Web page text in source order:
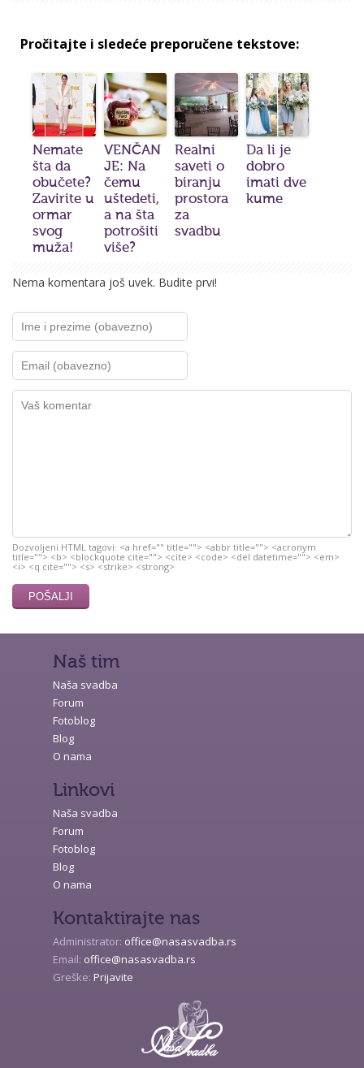
Pročitajte i sledeće preporučene tekstove:
Nemate
šta da
obučete?
Zavirite u
ormar
svog
muža!
VENČAN
JE: Na
čemu
uštedeti,
a na šta
potrošiti
više?
Realni
saveti o
biranju
prostora
za
svadbu
Da li je
dobro
imati dve
kume
Nema komentara još uvek. Budite prvi!
Dozvoljeni HTML tagovi: <a href="" title=""> <abbr title=""> <acronym
title=""> <b> <blockquote cite=""> <cite> <code> <del datetime=""> <em>
<i> <q cite=""> <s> <strike> <strong>
Naš tim
Naša svadba
Forum
Fotoblog
Blog
O nama
Linkovi
Naša svadba
Forum
Fotoblog
Blog
O nama
Kontaktirajte nas
Administrator: office@nasasvadba.rs
Email: office@nasasvadba.rs
Greške: Prijavite